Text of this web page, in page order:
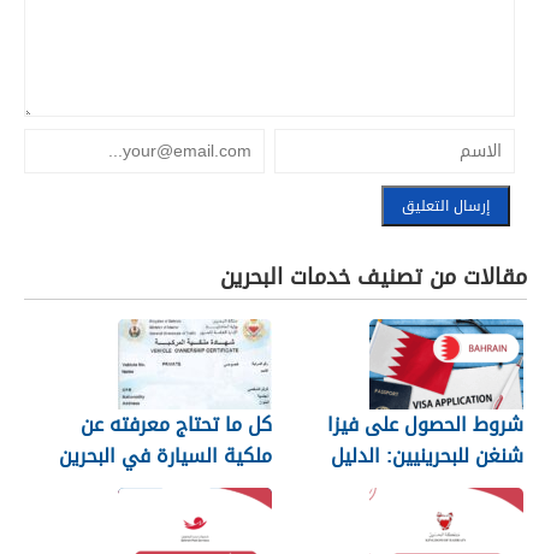
مقالات من تصنيف خدمات البحرين
شروط الحصول على فيزا
شنغن للبحرينيين: الدليل
الكامل
كل ما تحتاج معرفته عن
ملكية السيارة في البحرين